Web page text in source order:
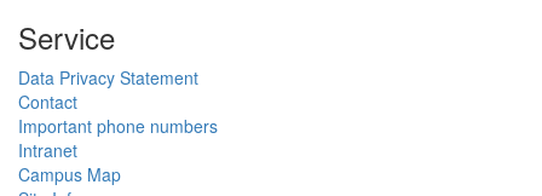
Service
Data Privacy Statement
Contact
Important phone numbers
Intranet
Campus Map